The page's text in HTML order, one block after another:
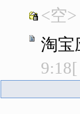
<空>
淘宝
9:18[